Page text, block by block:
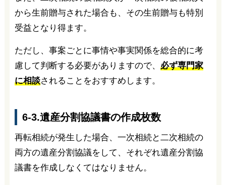
から生前贈与された場合も、その生前贈与も特別
受益となり得ます。
ただし、事案ごとに事情や事実関係を総合的に考
慮して判断する必要がありますので、 必ず専門家
に相談されることをおすすめします。
6-3.遺産分割協議書の作成枚数
再転相続が発生した場合、一次相続と二次相続の
両方の遺産分割協議をして、それぞれ遺産分割協
議書を作成しなくてはなりません。